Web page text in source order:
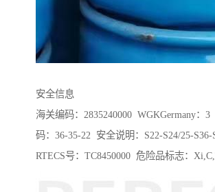
安全信息
海关编码：2835240000 WGKGermany：3
码：36-35-22 安全说明：S22-S24/25-S36-
RTECS号：TC8450000 危险品标志：